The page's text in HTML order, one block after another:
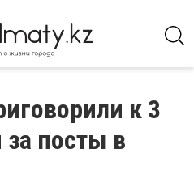
к 3
посты в